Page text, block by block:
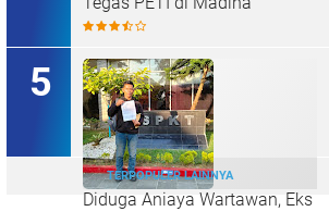
Diduga Aniaya Wartawan, Eks
TERPOPULER LAINNYA